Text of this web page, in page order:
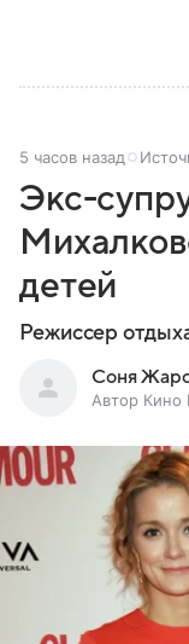
5 часов назад
Экс-
детей
Режиссер
Соня
Автор Кино